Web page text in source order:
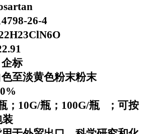
26-4
标
至淡黄色粉末粉末
；10G/瓶；100G/瓶 ； 可按
装